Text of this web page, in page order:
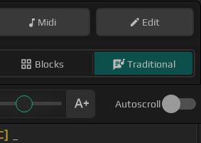
Midi Edit
Blocks Traditional
Autoscroll